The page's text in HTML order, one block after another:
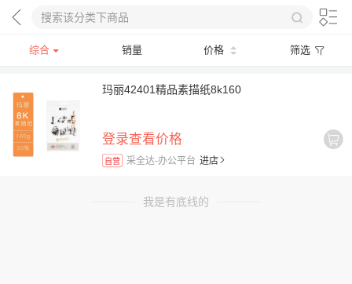
综合 销量 价格 筛选
玛丽42401精品素描纸8k160
登录查看价格
自营 采全达-办公平台 进店
我是有底线的